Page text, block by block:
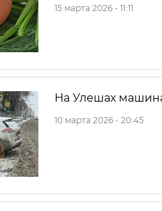
15 марта 2026 - 11:11
На Улешах
10 марта 2026 - 20:45